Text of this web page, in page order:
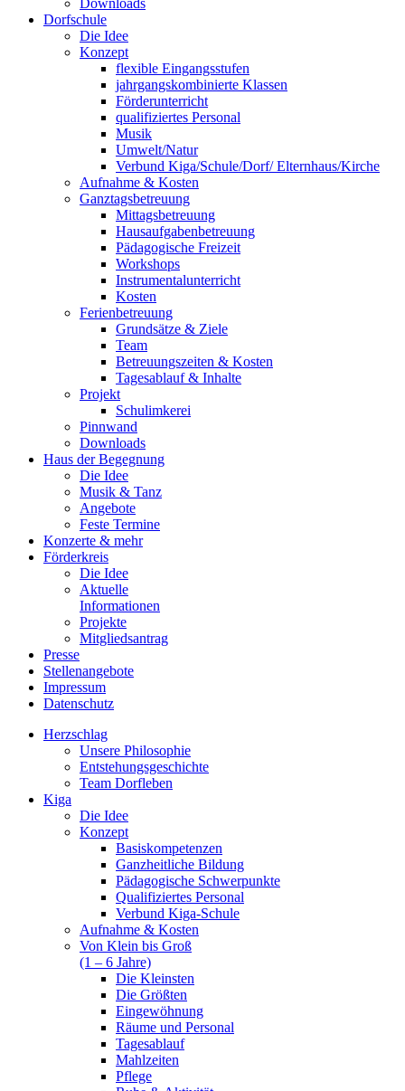
Downloads
Dorfschule
Die Idee
Konzept
flexible Eingangsstufen
jahrgangskombinierte Klassen
Förderunterricht
qualifiziertes Personal
Musik
Umwelt/Natur
Verbund Kiga/Schule/Dorf/ Elternhaus/Kirche
Aufnahme & Kosten
Ganztagsbetreuung
Mittagsbetreuung
Hausaufgabenbetreuung
Pädagogische Freizeit
Workshops
Instrumentalunterricht
Kosten
Ferienbetreuung
Grundsätze & Ziele
Team
Betreuungszeiten & Kosten
Tagesablauf & Inhalte
Projekt
Schulimkerei
Pinnwand
Downloads
Haus der Begegnung
Die Idee
Musik & Tanz
Angebote
Feste Termine
Konzerte & mehr
Förderkreis
Die Idee
Aktuelle
Informationen
Projekte
Mitgliedsantrag
Presse
Stellenangebote
Impressum
Datenschutz
Herzschlag
Unsere Philosophie
Entstehungsgeschichte
Team Dorfleben
Kiga
Die Idee
Konzept
Basiskompetenzen
Ganzheitliche Bildung
Pädagogische Schwerpunkte
Qualifiziertes Personal
Verbund Kiga-Schule
Aufnahme & Kosten
Von Klein bis Groß
(1 – 6 Jahre)
Die Kleinsten
Die Größten
Eingewöhnung
Räume und Personal
Tagesablauf
Mahlzeiten
Pflege